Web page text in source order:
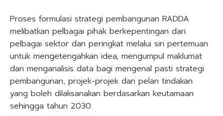
Proses formulasi strategi pembangunan RADDA
melibatkan pelbagai pihak berkepentingan dari
pelbagai sektor dan peringkat melalui siri pertemuan
untuk mengetengahkan idea, mengumpul maklumat
dan menganalisis data bagi mengenal pasti strategi
pembangunan, projek-projek dan pelan tindakan
yang boleh dilaksanakan berdasarkan keutamaan
sehingga tahun 2030.